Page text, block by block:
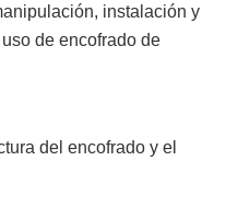
instalación y
de encofrado de
del encofrado y el